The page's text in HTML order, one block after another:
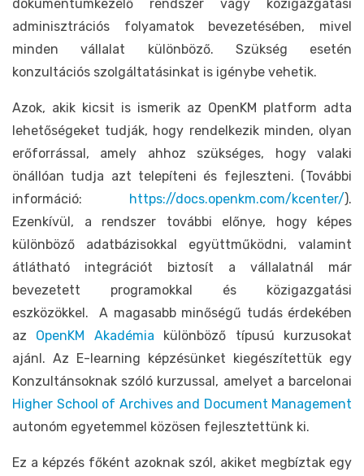
dokumentumkezelő rendszer vagy közigazgatási
adminisztrációs folyamatok bevezetésében, mivel
minden vállalat különböző. Szükség esetén
konzultációs szolgáltatásinkat is igénybe vehetik.
Azok, akik kicsit is ismerik az OpenKM platform adta
lehetőségeket tudják, hogy rendelkezik minden, olyan
erőforrással, amely ahhoz szükséges, hogy valaki
önállóan tudja azt telepíteni és fejleszteni. (További
információ: https://docs.openkm.com/kcenter/).
Ezenkívül, a rendszer további előnye, hogy képes
különböző adatbázisokkal együttműködni, valamint
átlátható integrációt biztosít a vállalatnál már
bevezetett programokkal és közigazgatási
eszközökkel. A magasabb minőségű tudás érdekében
az OpenKM Akadémia különböző típusú kurzusokat
ajánl. Az E-learning képzésünket kiegészítettük egy
Konzultánsoknak szóló kurzussal, amelyet a barcelonai
Higher School of Archives and Document Management
autonóm egyetemmel közösen fejlesztettünk ki.
Ez a képzés főként azoknak szól, akiket megbíztak egy